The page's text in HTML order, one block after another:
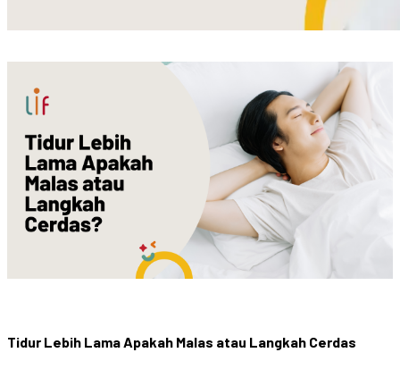
Tidur Lebih Lama Apakah Malas atau Langkah Cerdas